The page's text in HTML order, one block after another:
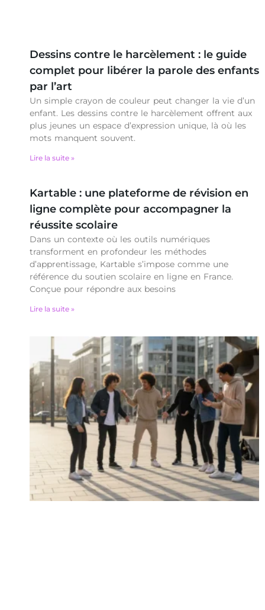
Dessins contre le harcèlement : le guide
complet pour libérer la parole des enfants
par l’art
Un simple crayon de couleur peut changer la vie d’un
enfant. Les dessins contre le harcèlement offrent aux
plus jeunes un espace d’expression unique, là où les
mots manquent souvent.
Lire la suite »
Kartable : une plateforme de révision en
ligne complète pour accompagner la
réussite scolaire
Dans un contexte où les outils numériques
transforment en profondeur les méthodes
d’apprentissage, Kartable s’impose comme une
référence du soutien scolaire en ligne en France.
Conçue pour répondre aux besoins
Lire la suite »